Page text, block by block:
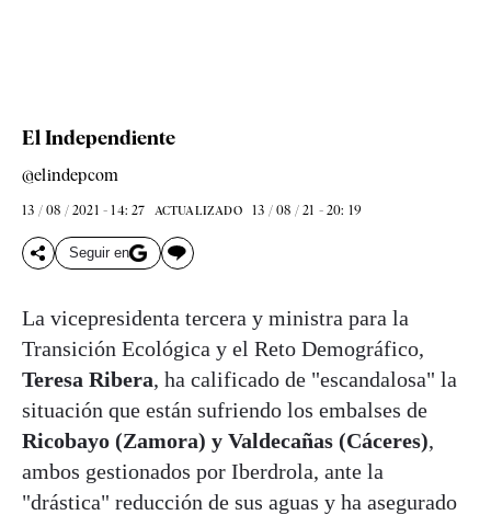
El Independiente
@elindepcom
13 / 08 / 2021 - 14: 27 ACTUALIZADO 13 / 08 / 21 - 20: 19
Seguir en
La vicepresidenta tercera y ministra para la
Transición Ecológica y el Reto Demográfico,
Teresa Ribera, ha calificado de "escandalosa" la
situación que están sufriendo los embalses de
Ricobayo (Zamora) y Valdecañas (Cáceres),
ambos gestionados por Iberdrola, ante la
"drástica" reducción de sus aguas y ha asegurado